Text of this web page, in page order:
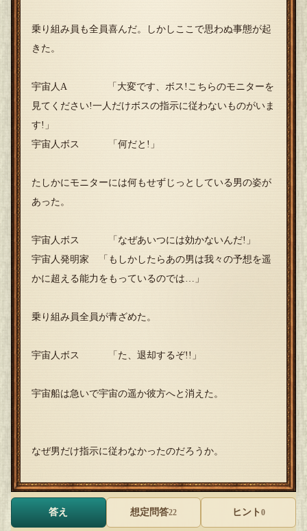
乗り組み員も全員喜んだ。しかしここで思わぬ事態が起
きた。
宇宙人A 「大変です、ボス!こちらのモニターを
見てください!一人だけボスの指示に従わないものがいま
す!」
宇宙人ボス 「何だと!」
たしかにモニターには何もせずじっとしている男の姿が
あった。
宇宙人ボス 「なぜあいつには効かないんだ!」
宇宙人発明家 「もしかしたらあの男は我々の予想を遥
かに超える能力をもっているのでは…」
乗り組み員全員が青ざめた。
宇宙人ボス 「た、退却するぞ!!」
宇宙船は急いで宇宙の遥か彼方へと消えた。
なぜ男だけ指示に従わなかったのだろうか。
答え 想定問答22 ヒント 0